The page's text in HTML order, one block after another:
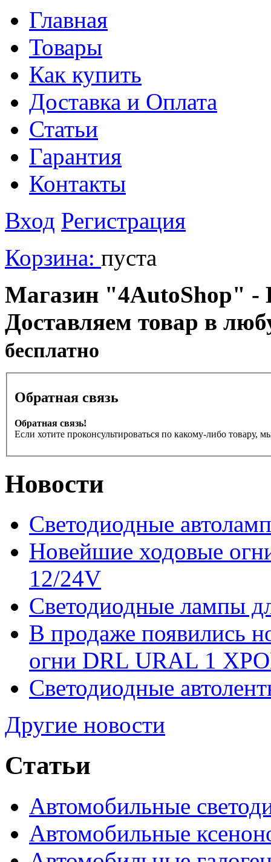
Главная
Товары
Как купить
Доставка и Оплата
Статьи
Гарантия
Контакты
Вход Регистрация
Корзина: пуста
Магазин "4AutoShop" -
Доставляем товар в
бесплатно
Обратная связь
Обратная связь!
Если хотите проконсультироваться по какому-либо товару,
Новости
Светодиодные
Новейшие ходовые
12/24V
Светодиодные лампы
В продаже появились
огни DRL URAL 1
Светодиодные
Другие новости
Статьи
Автомобильные
Автомобильные